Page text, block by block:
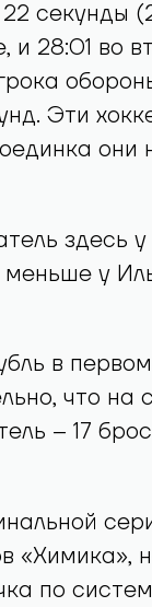
секунды
и 28:01 во
Эти
они
здесь
у
в
что
– 17
«Химика»,
по